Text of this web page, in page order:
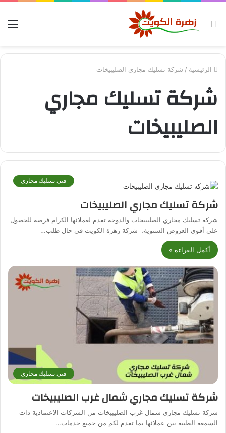
بحث
الرئيسية / شركة تسليك مجاري الصليبيخات
شركة تسليك مجاري
الصليبيخات
فنى تسليك مجاري
شركة تسليك مجاري الصليبيخات
شركة تسليك مجاري الصليبيخات والدوحة تقدم لعملائها الكرام فرصة للحصول
على أقوى العروض السنوية، شركة زهرة الكويت في حال طلب…
أكمل القراءة »
فنى تسليك مجاري
شركة تسليك مجاري شمال غرب الصليبيخات
شركة تسليك مجاري شمال غرب الصليبيخات من الشركات الاعتمادية ذات
السمعة الطيبة بين عملائها بما تقدم لكم من جميع خدمات…